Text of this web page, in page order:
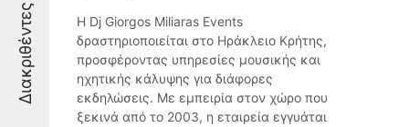
Διακριθέντες
Η Dj Giorgos Miliaras Events
δραστηριοποιείται στο Ηράκλειο Κρήτης,
προσφέροντας υπηρεσίες μουσικής και
ηχητικής κάλυψης για διάφορες
εκδηλώσεις. Με εμπειρία στον χώρο που
ξεκινά από το 2003, η εταιρεία εγγυάται